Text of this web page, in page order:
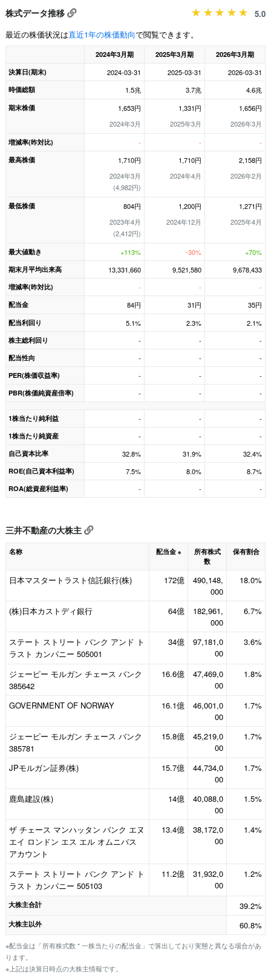
株式データ推移
5.0
最近の株価状況は直近1年の株価動向で閲覧できます。
2024年3月期 2025年3月期
2026年3月期
決算日(期末)
2024-03-31 2025-03-31 2026-03-31
時価総額 1.5兆 3.7兆 4.6兆
期末株価
1,653円
2024年3月
1,331円
2025年3月
1,656円
2026年3月
増減率(昨対比) - - -
最高株価
1,710円
2024年3月
(4,982円)
1,710円
2024年4月
2,158円
2026年2月
最低株価
804円
2023年4月
(2,412円)
1,200円
2024年12月
1,271円
2025年4月
最大値動き +113% -30% +70%
期末月平均出来高 13,331,660 9,521,580 9,678,433
増減率(昨対比) - - -
配当金 84円 31円 35円
配当利回り 5.1% 2.3% 2.1%
株主総利回り - - -
配当性向 - - -
PER(株価収益率) - - -
PBR(株価純資産倍率) - - -
1株当たり純利益 - - -
1株当たり純資産 - - -
自己資本比率 32.8% 31.9% 32.4%
ROE(自己資本利益率) 7.5% 8.0% 8.7%
ROA(総資産利益率) - - -
三井不動産の大株主
名称 配当金 ※
所有株式
数
保有割合
日本マスタートラスト信託銀行(株) 172億
490,148,
000
18.0%
(株)日本カストディ銀行 64億
182,961,
000
6.7%
ステート ストリート バンク アンド ト
ラスト カンパニー 505001
34億
97,181,0
00
3.6%
ジェーピー モルガン チェース バンク
385642
16.6億
47,469,0
00
1.8%
GOVERNMENT OF NORWAY 16.1億
46,001,0
00
1.7%
ジェーピー モルガン チェース バンク
385781
15.8億
45,219,0
00
1.7%
JPモルガン証券(株) 15.7億
44,734,0
00
1.7%
鹿島建設(株) 14億
40,088,0
00
1.5%
ザ チェース マンハッタン バンク エヌ
エイ ロンドン エス エル オムニバス
アカウント
13.4億
38,172,0
00
1.4%
ステート ストリート バンク アンド ト
ラスト カンパニー 505103
11.2億
31,932,0
00
1.2%
大株主合計 39.2%
大株主以外 60.8%
※配当金は「所有株式数 * 一株当たりの配当金」で算出しており実態と異なる場合があ
ります。
※上記は決算日時点の大株主情報です。